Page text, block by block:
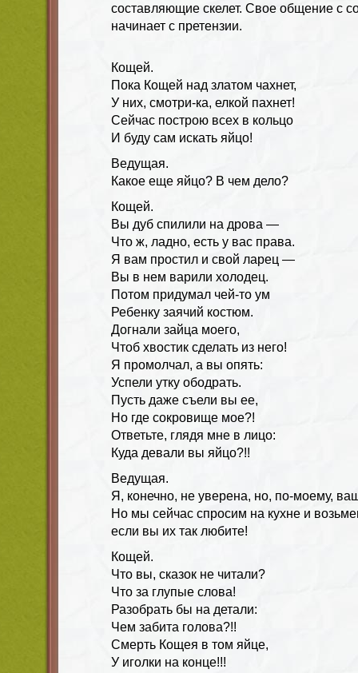
составляющие скелет. Свое общение с
начинает с претензии.
Кощей.
Пока Кощей над златом чахнет,
У них, смотри-ка, елкой пахнет!
Сейчас построю всех в кольцо
И буду сам искать яйцо!
Ведущая.
Какое еще яйцо? В чем дело?
Кощей.
Вы дуб спилили на дрова —
Что ж, ладно, есть у вас права.
Я вам простил и свой ларец —
Вы в нем варили холодец.
Потом придумал чей-то ум
Ребенку заячий костюм.
Догнали зайца моего,
Чтоб хвостик сделать из него!
Я промолчал, а вы опять:
Успели утку ободрать.
Пусть даже съели вы ее,
Но где сокровище мое?!
Ответьте, глядя мне в лицо:
Куда девали вы яйцо?!!
Ведущая.
Я, конечно, не уверена, но, по-моему,
Но мы сейчас спросим на кухне и
если вы их так любите!
Кощей.
Что вы, сказок не читали?
Что за глупые слова!
Разобрать бы на детали:
Чем забита голова?!!
Смерть Кощея в том яйце,
У иголки на конце!!!